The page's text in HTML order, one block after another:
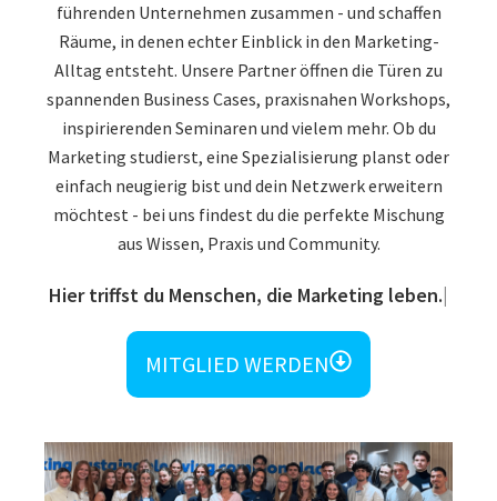
führenden Unternehmen zusammen - und schaffen
Räume, in denen echter Einblick in den Marketing-
Alltag entsteht. Unsere Partner öffnen die Türen zu
spannenden Business Cases, praxisnahen Workshops,
inspirierenden Seminaren und vielem mehr. Ob du
Marketing studierst, eine Spezialisierung planst oder
einfach neugierig bist und dein Netzwerk erweitern
möchtest - bei uns findest du die perfekte Mischung
aus Wissen, Praxis und Community.
Hier triffst du Menschen, die Marketing leben.
MITGLIED WERDEN